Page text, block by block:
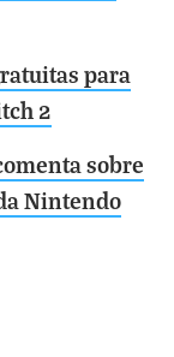
para
2
sobre
Nintendo